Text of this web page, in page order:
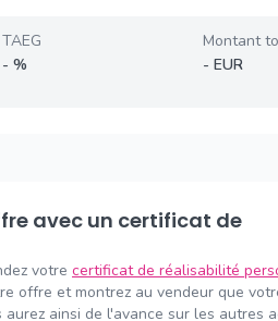
TAEG
- %
Montant
- EUR
votre certificat de réalisabilité
offre et montrez au vendeur que
ainsi de l'avance sur les autres